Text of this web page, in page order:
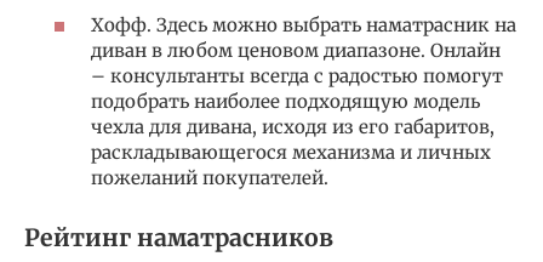
Хофф. Здесь можно выбрать наматрасник на
диван в любом ценовом диапазоне. Онлайн
– консультанты всегда с радостью помогут
подобрать наиболее подходящую модель
чехла для дивана, исходя из его габаритов,
раскладывающегося механизма и личных
пожеланий покупателей.
Рейтинг наматрасников